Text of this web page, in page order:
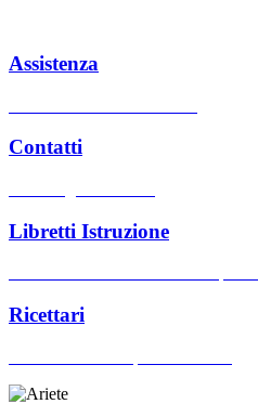
Assistenza
Contatti
Libretti Istruzione
Ricettari